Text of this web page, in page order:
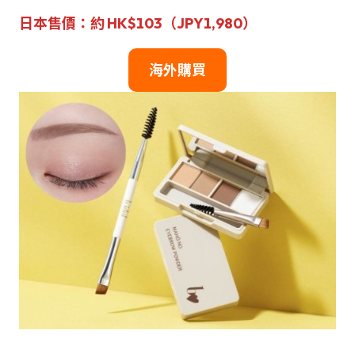
日本售價：約 HK$103（JPY1,980）
海外購買